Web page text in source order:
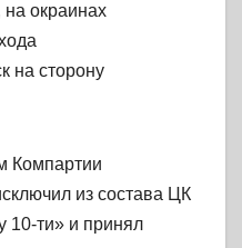
окраинах
на сторону
Компартии
из состава ЦК
10-ти» и принял